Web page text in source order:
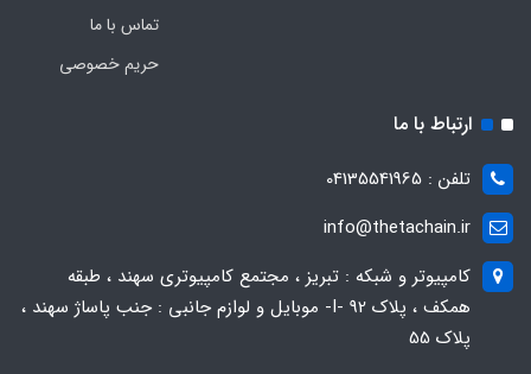
تماس با ما
حریم خصوصی
ارتباط با ما
تلفن : 04135541965
info@thetachain.ir
کامپیوتر و شبکه : تبریز ، مجتمع کامپیوتری سهند ، طبقه
همکف ، پلاک 92 -I- موبایل و لوازم جانبی : جنب پاساژ سهند ،
پلاک 55